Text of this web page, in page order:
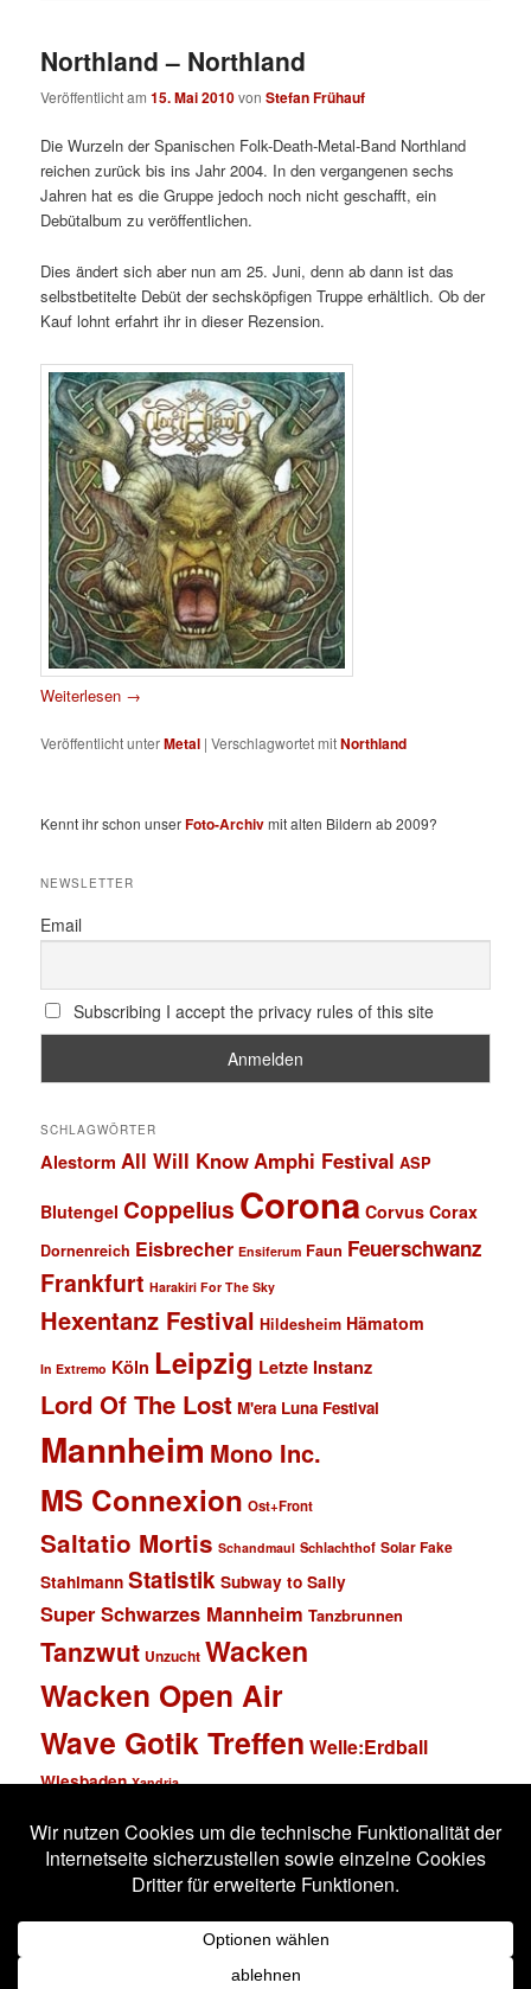
Northland – Northland
Veröffentlicht am15. Mai 2010vonStefan Frühauf
Die Wurzeln der Spanischen Folk-Death-Metal-Band Northland
reichen zurück bis ins Jahr 2004. In den vergangenen sechs
Jahren hat es die Gruppe jedoch noch nicht geschafft, ein
Debütalbum zu veröffentlichen.
Dies ändert sich aber nun am 25. Juni, denn ab dann ist das
selbstbetitelte Debüt der sechsköpfigen Truppe erhältlich. Ob der
Kauf lohnt erfahrt ihr in dieser Rezension.
Weiterlesen →
Veröffentlicht unterMetal |Verschlagwortet mitNorthland
Kennt ihr schon unserFoto-Archivmit alten Bildern ab 2009?
NEWSLETTER
Email
Subscribing I accept the privacy rules of this site
SCHLAGWÖRTER
Alestorm All Will KnowAmphi Festival ASP
Blutengel Coppelius Corona Corvus Corax
Dornenreich Eisbrecher Ensiferum Faun Feuerschwanz
Frankfurt Harakiri For The Sky
Hexentanz Festival Hildesheim Hämatom
In Extremo Köln Leipzig Letzte Instanz
Lord Of The Lost M'era Luna Festival
Mannheim Mono Inc.
MS Connexion Ost+Front
Saltatio Mortis Schandmaul Schlachthof Solar Fake
Stahlmann Statistik Subway to Sally
Super Schwarzes Mannheim Tanzbrunnen
Tanzwut Unzucht Wacken
Wacken Open Air
Wave Gotik Treffen Welle:Erdball
Wiesbaden Xandria
Impressum
Stolz präsentiert von WordPress